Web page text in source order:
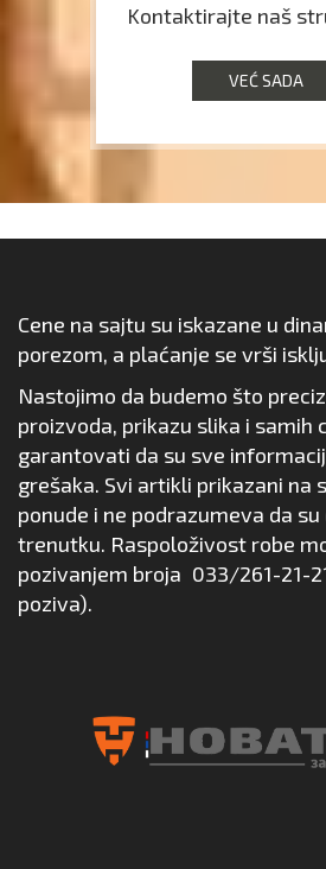
Kontaktirajte naš
VEĆ SADA
Cene na sajtu su iskazane u
porezom, a plaćanje se vrši
Nastojimo da budemo što
proizvoda, prikazu slika i samih
garantovati da su sve
grešaka. Svi artikli prikazani na
ponude i ne podrazumeva da
trenutku. Raspoloživost robe
pozivanjem broja 033/261-21-
poziva).